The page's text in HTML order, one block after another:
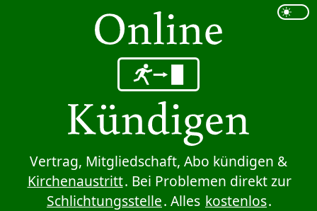
Sprung zum Inhalt
Vertrag, Mitgliedschaft, Abo kündigen &
Kirchenaustritt. Bei Problemen direkt zur
Schlichtungsstelle. Alles kostenlos.